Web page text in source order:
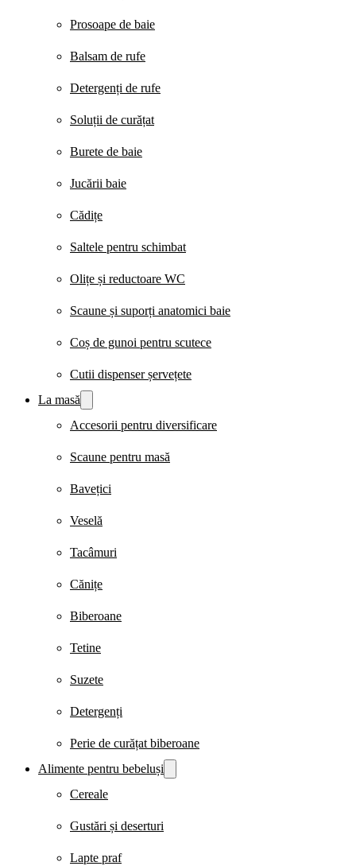
Prosoape de baie
Balsam de rufe
Detergenți de rufe
Soluții de curățat
Burete de baie
Jucării baie
Cădițe
Saltele pentru schimbat
Olițe și reductoare WC
Scaune și suporți anatomici baie
Coș de gunoi pentru scutece
Cutii dispenser șervețete
La masă
Accesorii pentru diversificare
Scaune pentru masă
Bavețici
Veselă
Tacâmuri
Cănițe
Biberoane
Tetine
Suzete
Detergenți
Perie de curățat biberoane
Alimente pentru bebeluși
Cereale
Gustări și deserturi
Lapte praf